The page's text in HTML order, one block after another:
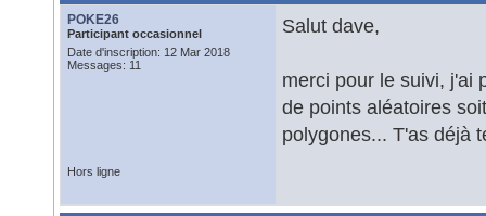
POKE26
Participant occasionnel
Date d'inscription: 12 Mar 2018
Messages: 11
Salut dave,
merci pour le suivi, j'ai
de points aléatoires
polygones... T'as déjà
Hors ligne